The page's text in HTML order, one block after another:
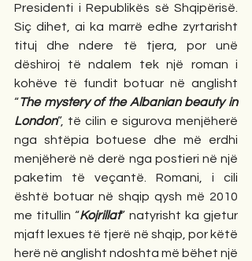
Presidenti i Republikës së Shqipërisë.
Siç dihet, ai ka marrë edhe zyrtarisht
tituj dhe ndere të tjera, por unë
dëshiroj të ndalem tek një roman i
kohëve të fundit botuar në anglisht
“The mystery of the Albanian beauty in
London”, të cilin e sigurova menjëherë
nga shtëpia botuese dhe më erdhi
menjëherë në derë nga postieri në një
paketim të veçantë. Romani, i cili
është botuar në shqip qysh më 2010
me titullin “Kojrillat” natyrisht ka gjetur
mjaft lexues të tjerë në shqip, por këtë
herë në anglisht ndoshta më bëhet një